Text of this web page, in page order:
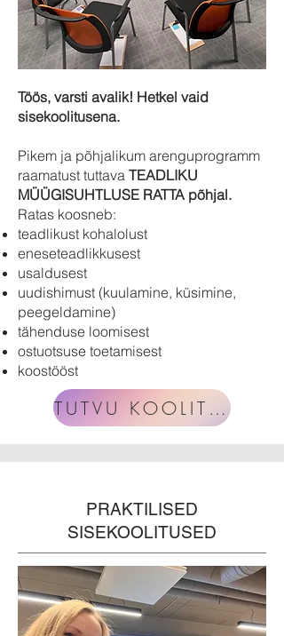
Töös, varsti avalik! Hetkel vaid
sisekoolitusena.
Pikem ja põhjalikum arenguprogramm
raamatust tuttava TEADLIKU
MÜÜGISUHTLUSE RATTA põhjal.
Ratas koosneb:
teadlikust kohalolust
eneseteadlikkusest
usaldusest
uudishimust (kuulamine, küsimine,
peegeldamine)
tähenduse loomisest
ostuotsuse toetamisest
koostööst
TUTVU KOOLITUSEGA
PRAKTILISED
SISEKOOLITUSED